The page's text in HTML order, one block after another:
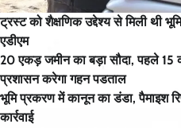
ट्रस्ट को शैक्षणिक उद्देश्य से मिली थी
एडीएम
20 एकड़ जमीन का बड़ा सौदा, पहले 15
प्रशासन करेगा गहन पडताल
भूमि प्रकरण में कानून का डंडा, पैमाइश
कार्रवाई